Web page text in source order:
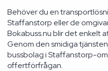
Behöver du en
Staffanstorp eller de
Bokabuss.nu blir det enkelt
Genom den smidiga
bussbolag i Staffanstorp-
offertförfrågan.